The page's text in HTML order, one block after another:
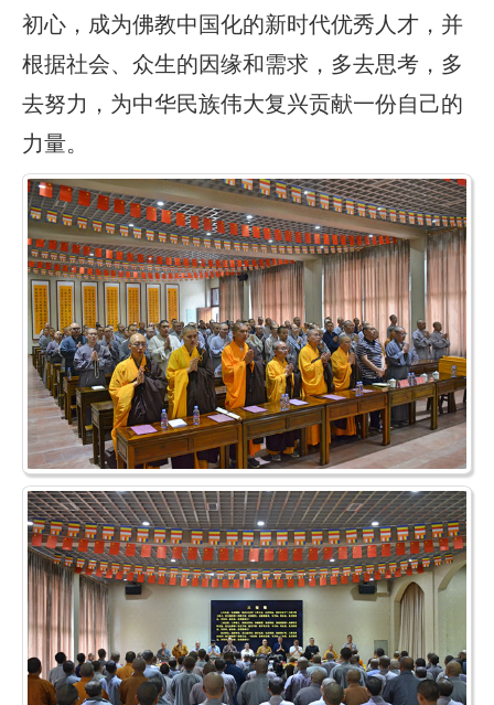
初心，成为佛教中国化的新时代优秀人才，并
根据社会、众生的因缘和需求，多去思考，多
去努力，为中华民族伟大复兴贡献一份自己的
力量。